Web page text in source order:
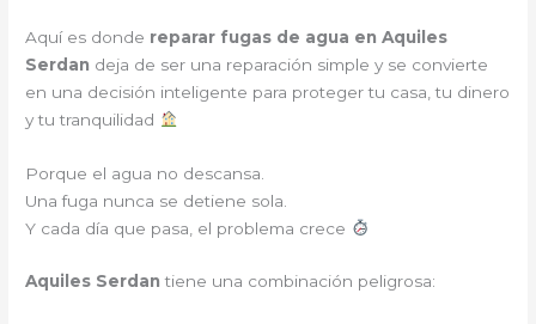
Aquí es donde reparar fugas de agua en Aquiles
Serdan deja de ser una reparación simple y se convierte
en una decisión inteligente para proteger tu casa, tu dinero
y tu tranquilidad
Porque el agua no descansa.
Una fuga nunca se detiene sola.
Y cada día que pasa, el problema crece
Aquiles Serdan tiene una combinación peligrosa: